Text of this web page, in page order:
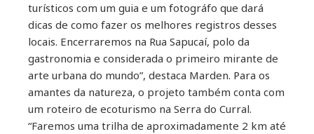
turísticos com um guia e um fotográfo que dará
dicas de como fazer os melhores registros desses
locais. Encerraremos na Rua Sapucaí, polo da
gastronomia e considerada o primeiro mirante de
arte urbana do mundo”, destaca Marden. Para os
amantes da natureza, o projeto também conta com
um roteiro de ecoturismo na Serra do Curral.
“Faremos uma trilha de aproximadamente 2 km até